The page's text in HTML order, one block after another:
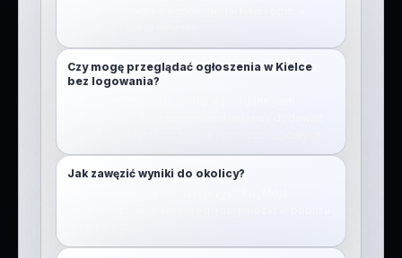
Czy mogę przeglądać ogłoszenia w Kielce
bez logowania?
Jak zawęzić wyniki do okolicy?